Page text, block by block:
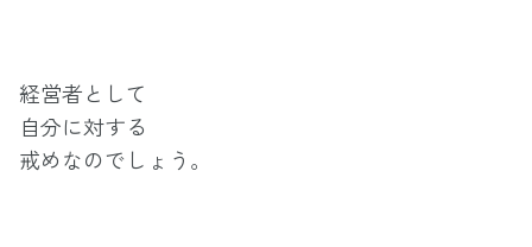
経営者として
自分に対する
戒めなのでしょう。